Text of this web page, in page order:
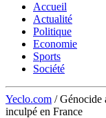
Accueil
Actualité
Politique
Economie
Sports
Société
Yeclo.com / Génocide
inculpé en France